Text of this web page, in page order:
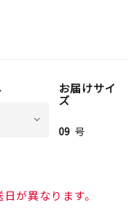
お届けサイ
ズ
09 号
が異なります。